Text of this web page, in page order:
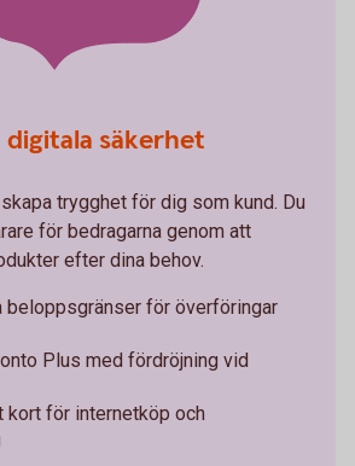
digitala säkerhet
trygghet för dig som kund. Du
för bedragarna genom att
efter dina behov.
beloppsgränser för överföringar
Plus med fördröjning vid
kort för internetköp och